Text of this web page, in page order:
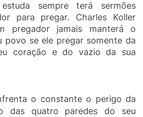
sempre terá sermões
para pregar. Charles Koller
pregador jamais manterá o
povo se ele pregar somente da
coração e do vazio da sua
o constante o perigo da
das quatro paredes do seu